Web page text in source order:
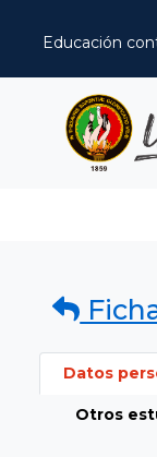
Educación
Datos
Otros